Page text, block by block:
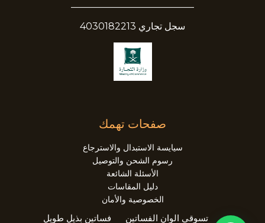
سجل تجاري 4030182213
صفحات تهمك
سيايسة الاستبدال والاسترجاع
رسوم الشحن والتوصيل
الأسئلة الشائعة
دليل المقاسات
الخصوصية والأمان
تسوقي الوان الفساتين فساتين بذيل طويل